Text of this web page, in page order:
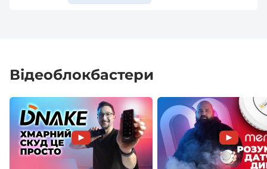
Відеоблокбастери